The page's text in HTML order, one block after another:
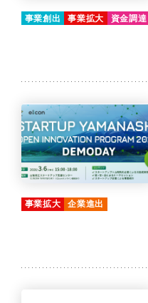
事業創出 事業拡大 資金調達
事業拡大 企業進出